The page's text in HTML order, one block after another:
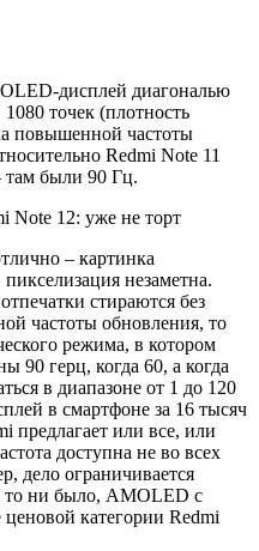
дисплей диагональю
точек (плотность
повышенной частоты
Redmi Note 11
там были 90 Гц.
– картинка
пикселизация незаметна.
стираются без
частоты обновления, то
режима, в котором
90 герц, когда 60, а когда
в диапазоне от 1 до 120
в смартфоне за 16 тысяч
предлагает или все, или
доступна не во всех
дело ограничивается
то ни было, AMOLED с
категории Redmi